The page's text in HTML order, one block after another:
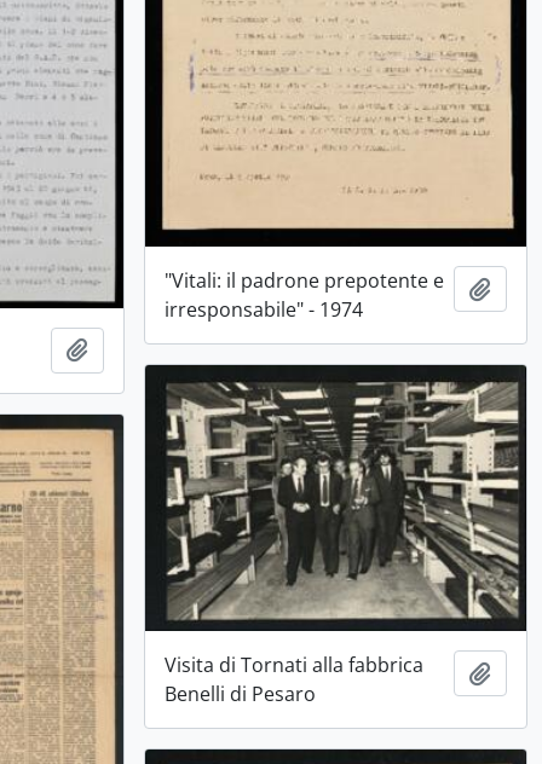
"Vitali: il padrone prepotente e
irresponsabile" - 1974
Aggiungi all'area di lavoro
Visita di Tornati alla fabbrica
Benelli di Pesaro